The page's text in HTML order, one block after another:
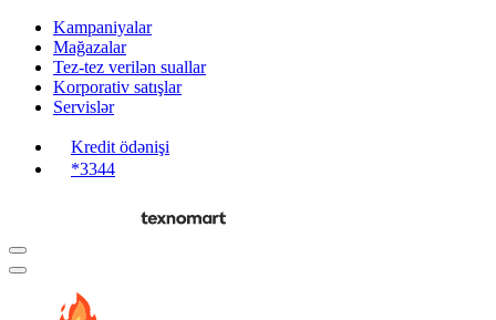
Kampaniyalar
Mağazalar
Tez-tez verilən suallar
Korporativ satışlar
Servislər
Kredit ödənişi
*3344